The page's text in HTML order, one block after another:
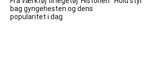
bag gyngehesten og dens
popularitet i dag